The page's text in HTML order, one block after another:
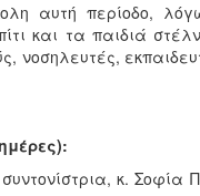
αυτή περίοδο,
και τα παιδιά
νοσηλευτές,
κ. Σοφία